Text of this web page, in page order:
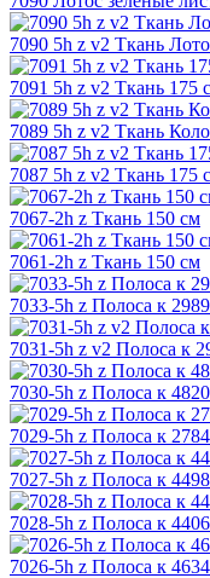
7090 5h z v2 Ткань
7091 5h z v2 Ткань 175
7089 5h z v2 Ткань
7087 5h z v2 Ткань 175
7067-2h z Ткань 150 см
7061-2h z Ткань 150 см
7033-5h z Полоса к
7031-5h z v2 Полоса к
7030-5h z Полоса к
7029-5h z Полоса к
7027-5h z Полоса к
7028-5h z Полоса к
7026-5h z Полоса к